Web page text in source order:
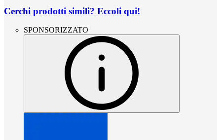
Cerchi prodotti simili? Eccoli qui!
SPONSORIZZATO